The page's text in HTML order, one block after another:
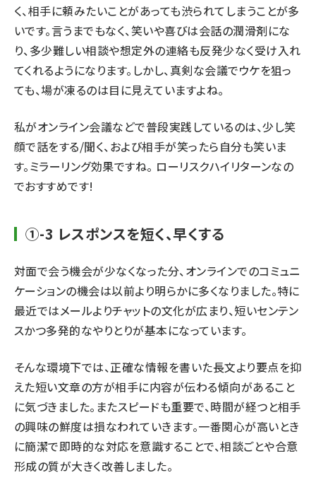
く、相手に頼みたいことがあっても渋られてしまうことが多
いです。言うまでもなく、笑いや喜びは会話の潤滑剤にな
り、多少難しい相談や想定外の連絡も反発少なく受け入れ
てくれるようになります。しかし、真剣な会議でウケを狙っ
ても、場が凍るのは目に見えていますよね。
私がオンライン会議などで普段実践しているのは、少し笑
顔で話をする/聞く、および相手が笑ったら自分も笑いま
す。ミラーリング効果ですね。 ローリスクハイリターンなの
でおすすめです!
①-3 レスポンスを短く、早くする
対面で会う機会が少なくなった分、オンラインでのコミュニ
ケーションの機会は以前より明らかに多くなりました。特に
最近ではメールよりチャットの文化が広まり、短いセンテン
スかつ多発的なやりとりが基本になっています。
そんな環境下では、正確な情報を書いた長文より要点を抑
えた短い文章の方が相手に内容が伝わる傾向があること
に気づきました。またスピードも重要で、時間が経つと相手
の興味の鮮度は損なわれていきます。一番関心が高いとき
に簡潔で即時的な対応を意識することで、相談ごとや合意
形成の質が大きく改善しました。